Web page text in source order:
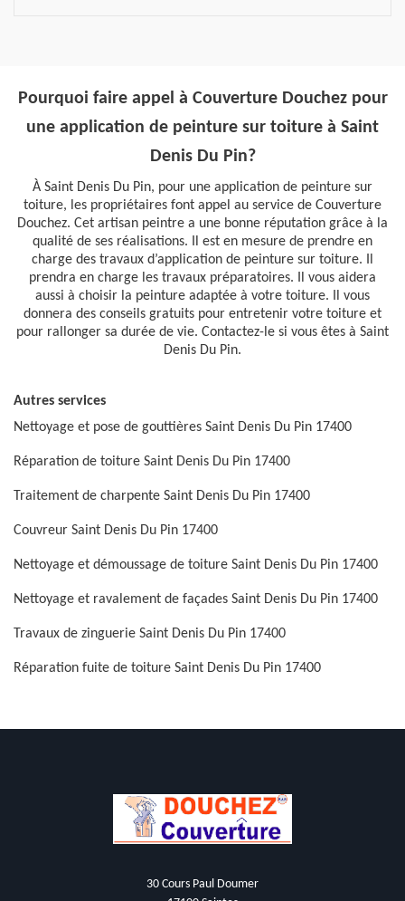
Pourquoi faire appel à Couverture Douchez pour
une application de peinture sur toiture à Saint
Denis Du Pin?
À Saint Denis Du Pin, pour une application de peinture sur
toiture, les propriétaires font appel au service de Couverture
Douchez. Cet artisan peintre a une bonne réputation grâce à la
qualité de ses réalisations. Il est en mesure de prendre en
charge des travaux d’application de peinture sur toiture. Il
prendra en charge les travaux préparatoires. Il vous aidera
aussi à choisir la peinture adaptée à votre toiture. Il vous
donnera des conseils gratuits pour entretenir votre toiture et
pour rallonger sa durée de vie. Contactez-le si vous êtes à Saint
Denis Du Pin.
Autres services
Nettoyage et pose de gouttières Saint Denis Du Pin 17400
Réparation de toiture Saint Denis Du Pin 17400
Traitement de charpente Saint Denis Du Pin 17400
Couvreur Saint Denis Du Pin 17400
Nettoyage et démoussage de toiture Saint Denis Du Pin 17400
Nettoyage et ravalement de façades Saint Denis Du Pin 17400
Travaux de zinguerie Saint Denis Du Pin 17400
Réparation fuite de toiture Saint Denis Du Pin 17400
30 Cours Paul Doumer